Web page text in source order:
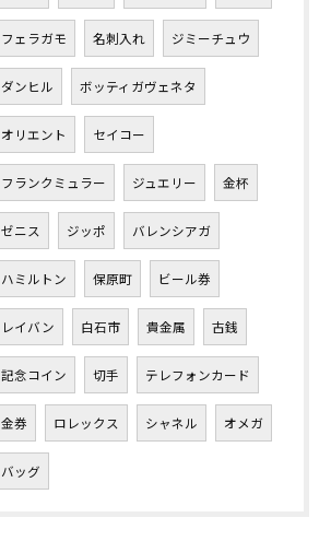
フェラガモ 名刺入れ ジミーチュウ
ダンヒル ボッティガヴェネタ
オリエント セイコー
フランクミュラー ジュエリー 金杯
ゼニス ジッポ バレンシアガ
ハミルトン 保原町 ビール券
レイバン 白石市 貴金属 古銭
記念コイン 切手 テレフォンカード
金券 ロレックス シャネル オメガ
バッグ